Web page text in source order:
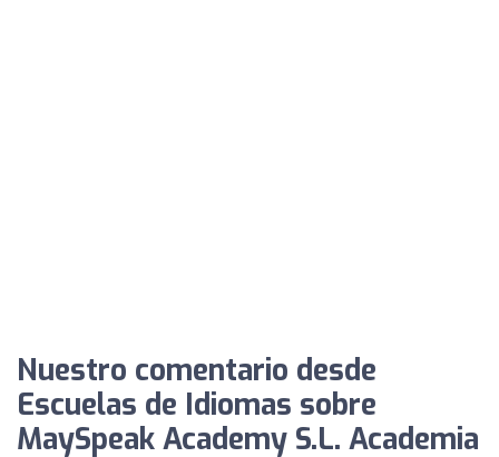
Nuestro comentario desde
Escuelas de Idiomas sobre
MaySpeak Academy S.L. Academia